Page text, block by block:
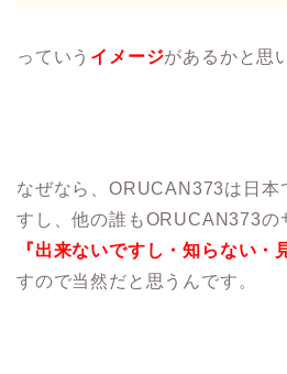
っていう イメージがあるかと思
なぜなら、ORUCAN373は日本
すし、他の誰もORUCAN373の
『出来ないですし・知らない・
すので当然だと思うんです。